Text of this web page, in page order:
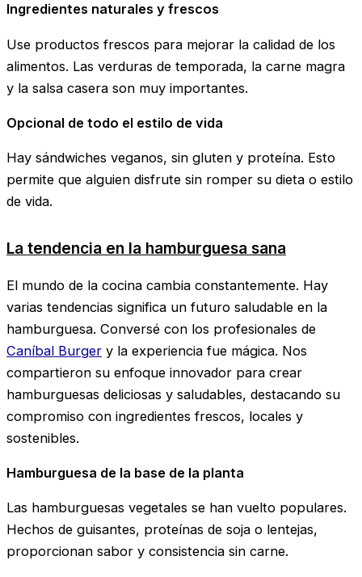
Ingredientes naturales y frescos
Use productos frescos para mejorar la calidad de los
alimentos. Las verduras de temporada, la carne magra
y la salsa casera son muy importantes.
Opcional de todo el estilo de vida
Hay sándwiches veganos, sin gluten y proteína. Esto
permite que alguien disfrute sin romper su dieta o estilo
de vida.
La tendencia en la hamburguesa sana
El mundo de la cocina cambia constantemente. Hay
varias tendencias significa un futuro saludable en la
hamburguesa. Conversé con los profesionales de
Caníbal Burger y la experiencia fue mágica. Nos
compartieron su enfoque innovador para crear
hamburguesas deliciosas y saludables, destacando su
compromiso con ingredientes frescos, locales y
sostenibles.
Hamburguesa de la base de la planta
Las hamburguesas vegetales se han vuelto populares.
Hechos de guisantes, proteínas de soja o lentejas,
proporcionan sabor y consistencia sin carne.